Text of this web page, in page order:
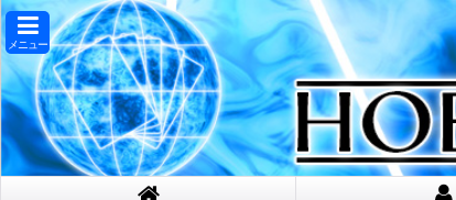
メニュー